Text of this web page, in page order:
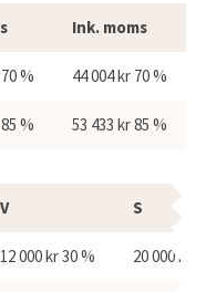
Ink. moms
% 44 004 kr 70 %
% 53 433 kr 85 %
V S
12 000 kr 30 % 20 000 kr